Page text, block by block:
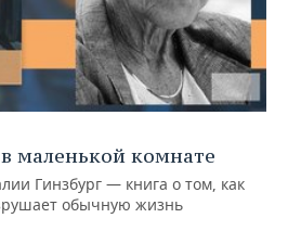
маленькой комнате
Гинзбург — книга о том, как
обычную жизнь